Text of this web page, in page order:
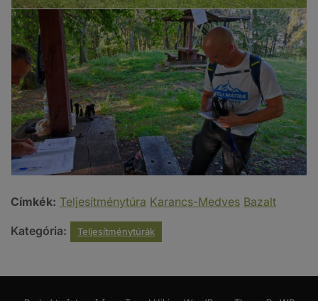
Címkék: Teljesítménytúra Karancs-Medves Bazalt
Kategória: Teljesítménytúrák